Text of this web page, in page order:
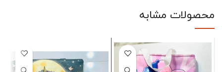
محصولات مشابه